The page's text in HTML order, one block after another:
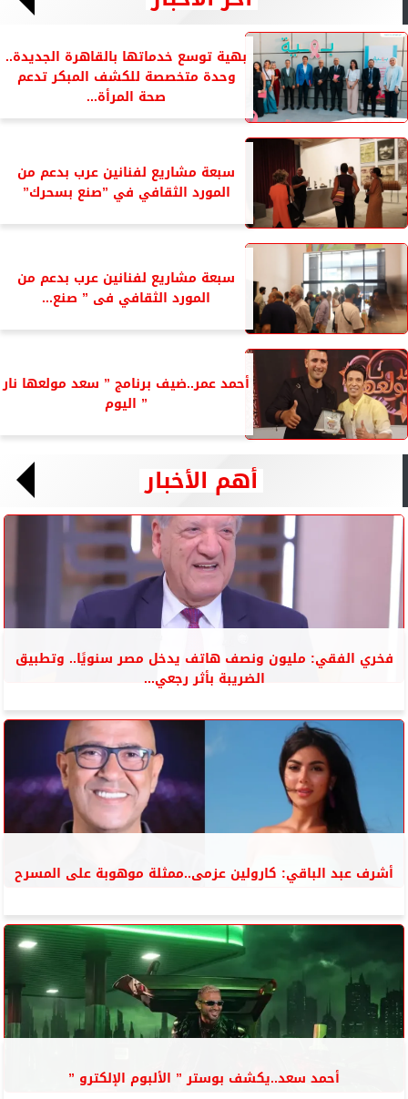
بهية توسع خدماتها بالقاهرة الجديدة..
وحدة متخصصة للكشف المبكر تدعم
صحة المرأة...
سبعة مشاريع لفنانين عرب بدعم من
المورد الثقافي في ”صنع بسحرك”
سبعة مشاريع لفنانين عرب بدعم من
المورد الثقافي فى ” صنع...
أحمد عمر..ضيف برنامج ” سعد مولعها نار
” اليوم
أهم الأخبار
فخري الفقي: مليون ونصف هاتف يدخل مصر سنويًا.. وتطبيق
الضريبة بأثر رجعي...
أشرف عبد الباقي: كارولين عزمى..ممثلة موهوبة على المسرح
أحمد سعد..يكشف بوستر ” الألبوم الإلكترو ”